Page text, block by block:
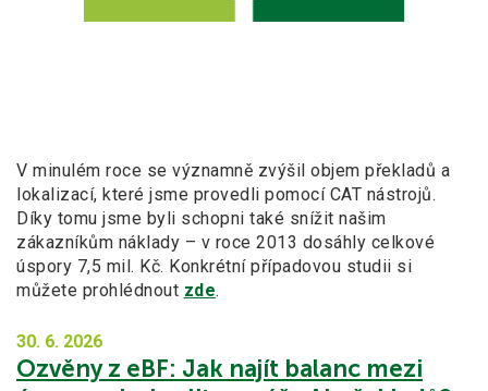
V minulém roce se významně zvýšil objem překladů a
lokalizací, které jsme provedli pomocí CAT nástrojů.
Díky tomu jsme byli schopni také snížit našim
zákazníkům náklady – v roce 2013 dosáhly celkové
úspory 7,5 mil. Kč. Konkrétní případovou studii si
můžete prohlédnout zde.
30. 6. 2026
Ozvěny z eBF: Jak najít balanc mezi